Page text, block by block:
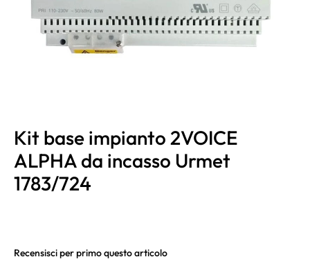
Kit base impianto 2VOICE
ALPHA da incasso Urmet
1783/724
Recensisci per primo questo articolo